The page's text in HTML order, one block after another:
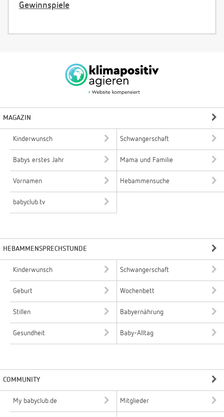
Gewinnspiele
MAGAZIN
Kinderwunsch Schwangerschaft
Babys erstes Jahr Mama und Familie
Vornamen Hebammensuche
babyclub.tv
HEBAMMENSPRECHSTUNDE
Kinderwunsch Schwangerschaft
Geburt Wochenbett
Stillen Babyernährung
Gesundheit Baby-Alltag
COMMUNITY
My babyclub.de Mitglieder